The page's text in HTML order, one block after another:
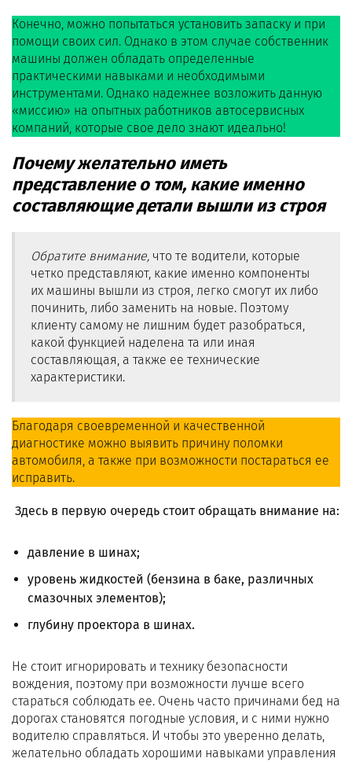
Конечно, можно попытаться установить запаску и при
помощи своих сил. Однако в этом случае собственник
машины должен обладать определенные
практическими навыками и необходимыми
инструментами. Однако надежнее возложить данную
«миссию» на опытных работников автосервисных
компаний, которые свое дело знают идеально!
Почему желательно иметь
представление о том, какие именно
составляющие детали вышли из строя
Обратите внимание, что те водители, которые
четко представляют, какие именно компоненты
их машины вышли из строя, легко смогут их либо
починить, либо заменить на новые. Поэтому
клиенту самому не лишним будет разобраться,
какой функцией наделена та или иная
составляющая, а также ее технические
характеристики.
Благодаря своевременной и качественной
диагностике можно выявить причину поломки
автомобиля, а также при возможности постараться ее
исправить.
Здесь в первую очередь стоит обращать внимание на:
давление в шинах;
уровень жидкостей (бензина в баке, различных
смазочных элементов);
глубину проектора в шинах.
Не стоит игнорировать и технику безопасности
вождения, поэтому при возможности лучше всего
стараться соблюдать ее. Очень часто причинами бед на
дорогах становятся погодные условия, и с ними нужно
водителю справляться. И чтобы это уверенно делать,
желательно обладать хорошими навыками управления